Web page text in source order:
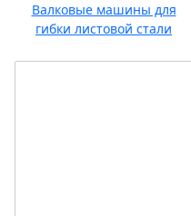
Валковые машины для
гибки листовой стали